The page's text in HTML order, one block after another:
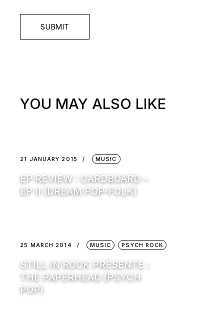
SUBMIT
YOU MAY ALSO LIKE
21 JANUARY 2015 MUSIC
EP REVIEW : CARDBOARD –
EP II (DREAM POP-FOLK)
25 MARCH 2014 MUSIC PSYCH ROCK
STILL IN ROCK PRÉSENTE :
THE PAPERHEAD (PSYCH
POP)